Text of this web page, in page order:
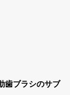
歯ブラシのサブ